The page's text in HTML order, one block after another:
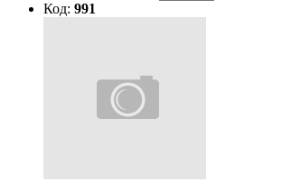
Код: 991